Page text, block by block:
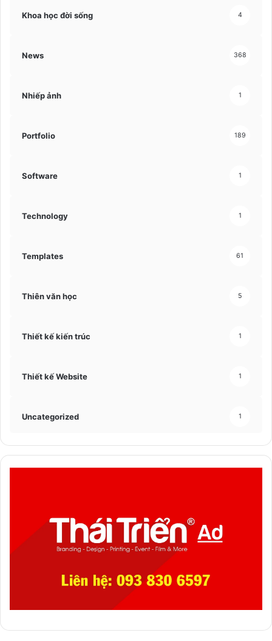
Khoa học đời sống 4
News 368
Nhiếp ảnh 1
Portfolio 189
Software 1
Technology 1
Templates 61
Thiên văn học 5
Thiết kế kiến trúc 1
Thiết kế Website 1
Uncategorized 1